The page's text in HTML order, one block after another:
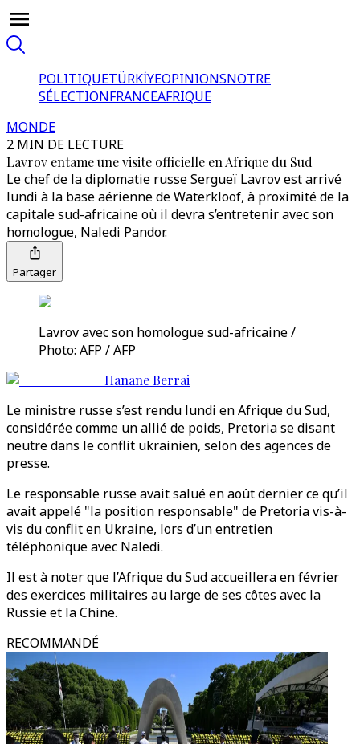
POLITIQUETÜRKİYEOPINIONSNOTRE
SÉLECTIONFRANCEAFRIQUE
MONDE
2 MIN DE LECTURE
Lavrov entame une visite officielle en Afrique du Sud
Le chef de la diplomatie russe Sergueï Lavrov est arrivé
lundi à la base aérienne de Waterkloof, à proximité de la
capitale sud-africaine où il devra s’entretenir avec son
homologue, Naledi Pandor.
Partager
Lavrov avec son homologue sud-africaine /
Photo: AFP / AFP
Hanane Berrai
Le ministre russe s’est rendu lundi en Afrique du Sud,
considérée comme un allié de poids, Pretoria se disant
neutre dans le conflit ukrainien, selon des agences de
presse.
Le responsable russe avait salué en août dernier ce qu’il
avait appelé "la position responsable" de Pretoria vis-à-
vis du conflit en Ukraine, lors d’un entretien
téléphonique avec Naledi.
Il est à noter que l’Afrique du Sud accueillera en février
des exercices militaires au large de ses côtes avec la
Russie et la Chine.
RECOMMANDÉ